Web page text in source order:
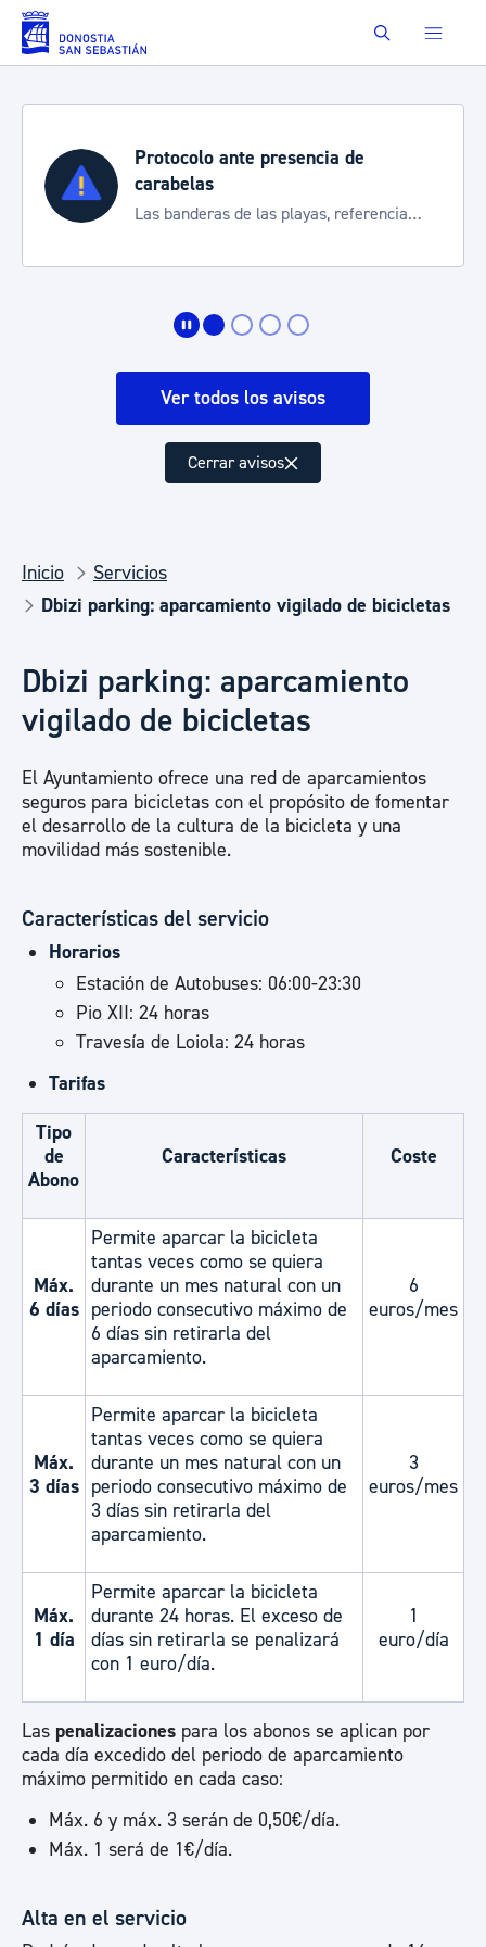
Saltar al contenido principal Buscar
Protocolo ante presencia de
carabelas
Las banderas de las playas, referencia
Ver todos los avisos
Cerrar avisos
Inicio
Servicios
Dbizi parking: aparcamiento vigilado de bicicletas
Dbizi parking: aparcamiento
vigilado de bicicletas
El Ayuntamiento ofrece una red de aparcamientos
seguros para bicicletas con el propósito de fomentar
el desarrollo de la cultura de la bicicleta y una
movilidad más sostenible.
Características del servicio
Horarios
Estación de Autobuses: 06:00-23:30
Pio XII: 24 horas
Travesía de Loiola: 24 horas
Tarifas
Tipo
de
Abono
Características Coste
Máx.
6 días
Permite aparcar la bicicleta
tantas veces como se quiera
durante un mes natural con un
periodo consecutivo máximo de
6 días sin retirarla del
aparcamiento.
6
euros/mes
Máx.
3 días
Permite aparcar la bicicleta
tantas veces como se quiera
durante un mes natural con un
periodo consecutivo máximo de
3 días sin retirarla del
aparcamiento.
3
euros/mes
Máx.
1 día
Permite aparcar la bicicleta
durante 24 horas. El exceso de
días sin retirarla se penalizará
con 1 euro/día.
1
euro/día
Las penalizaciones para los abonos se aplican por
cada día excedido del periodo de aparcamiento
máximo permitido en cada caso:
Máx. 6 y máx. 3 serán de 0,50€/día.
Máx. 1 será de 1€/día.
Alta en el servicio